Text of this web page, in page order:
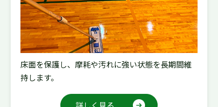
床面を保護し、摩耗や汚れに強い状態を長期間維
持します。